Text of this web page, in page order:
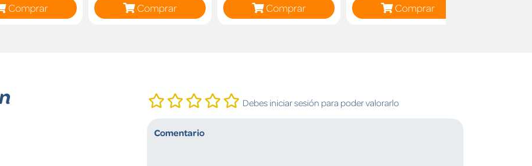
Comprar Comprar Comprar Comprar
Debes iniciar sesión para poder valorarlo